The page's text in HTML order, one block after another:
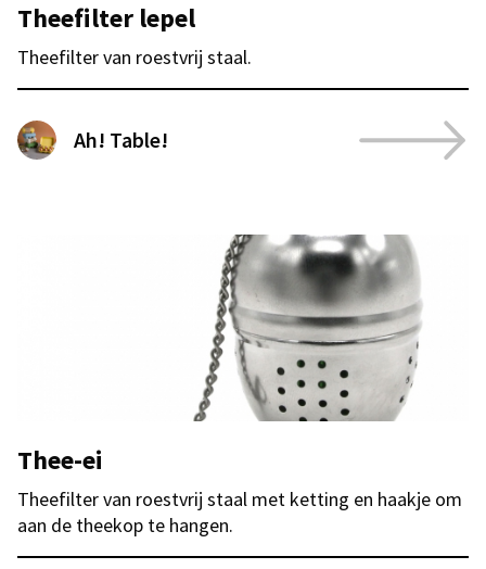
Theefilter lepel
Theefilter van roestvrij staal.
Ah! Table!
Thee-ei
Theefilter van roestvrij staal met ketting en haakje om
aan de theekop te hangen.